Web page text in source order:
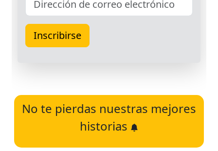
No te pierdas nuestras mejores
historias